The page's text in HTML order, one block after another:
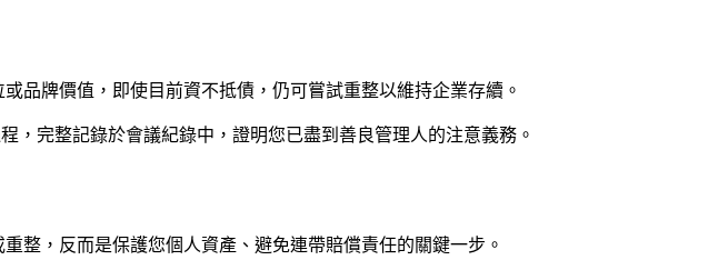
品牌價值，即使目前資不抵債，仍可嘗試重整以維持企業存續。
，完整記錄於會議紀錄中，證明您已盡到善良管理人的注意義務。
整，反而是保護您個人資產、避免連帶賠償責任的關鍵一步。